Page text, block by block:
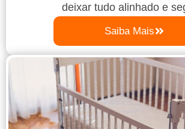
deixar tudo alinhado e
Saiba Mais